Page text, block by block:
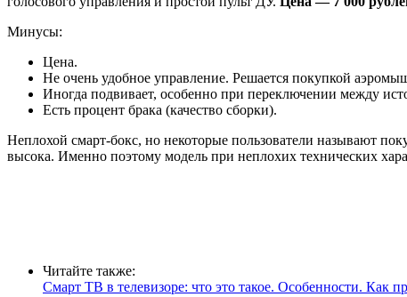
Минусы:
Цена.
Не очень удобное управление. Решается покупкой
Иногда подвивает, особенно при переключении между
Есть процент брака (качество сборки).
Неплохой смарт-бокс, но некоторые пользователи называют
высока. Именно поэтому модель при неплохих технических
Читайте также:
Смарт ТВ в телевизоре: что это такое. Особенности. Как